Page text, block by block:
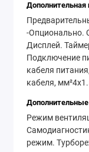
обогрева
даже при
-20°C до
помощью
-Опционально.
Дисплей.
Подключение
кабеля
кабеля,
Режим
режим.